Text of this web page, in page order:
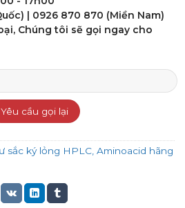
| 0926 870 870 (Miền Nam)
Chúng tôi sẽ gọi ngay cho
sắc ký lỏng HPLC, Aminoacid hãng